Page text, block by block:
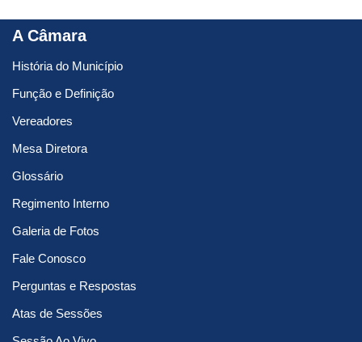
A Câmara
História do Município
Função e Definição
Vereadores
Mesa Diretora
Glossário
Regimento Interno
Galeria de Fotos
Fale Conosco
Perguntas e Respostas
Atas de Sessões